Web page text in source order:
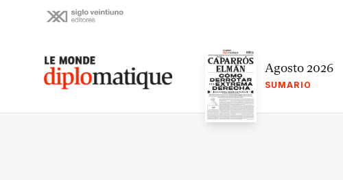
Le monde diplomatique Agosto 2026
SUMARIO